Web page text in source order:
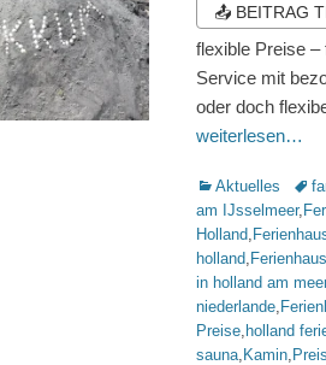
📤 BEITRAG
flexible Preise
Service mit
oder doch
weiterlesen…
Kategorien
Aktuelles
am IJsselmeer,
Holland,
holland,
in holland am meer
niederlande,
Preise, holland
sauna, Kamin,